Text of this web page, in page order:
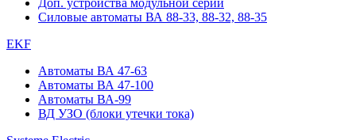
Доп. устройства модульной серии
Силовые автоматы ВА 88-33, 88-32, 88-35
EKF
Автоматы ВА 47-63
Автоматы ВА 47-100
Автоматы ВА-99
ВД УЗО (блоки утечки тока)